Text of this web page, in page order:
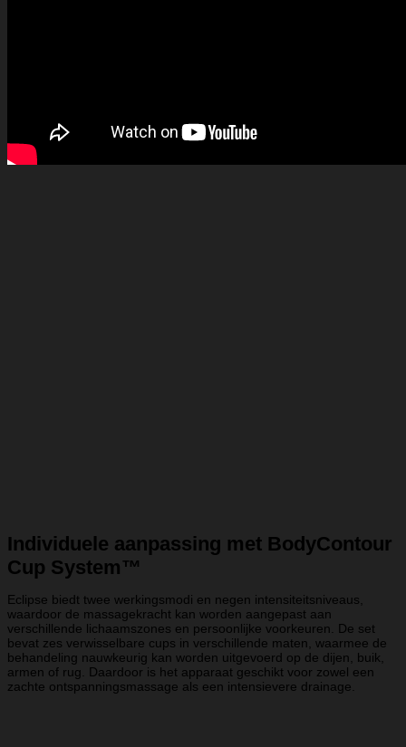
Individuele aanpassing met BodyContour
Cup System™
Eclipse biedt twee werkingsmodi en negen intensiteitsniveaus,
waardoor de massagekracht kan worden aangepast aan
verschillende lichaamszones en persoonlijke voorkeuren. De set
bevat zes verwisselbare cups in verschillende maten, waarmee de
behandeling nauwkeurig kan worden uitgevoerd op de dijen, buik,
armen of rug. Daardoor is het apparaat geschikt voor zowel een
zachte ontspanningsmassage als een intensievere drainage.